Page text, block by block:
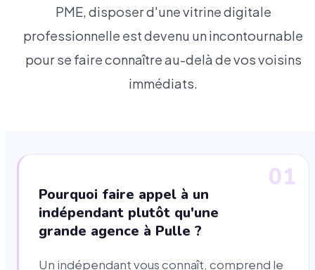
PME, disposer d'une vitrine digitale
professionnelle est devenu un incontournable
pour se faire connaître au-delà de vos voisins
immédiats.
01
Pourquoi faire appel à un
indépendant plutôt qu'une
grande agence à Pulle ?
Un indépendant vous connaît, comprend le